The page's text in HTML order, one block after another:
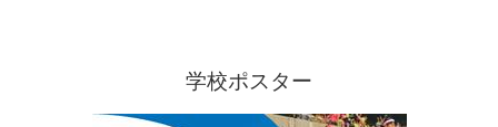
学校ポスター